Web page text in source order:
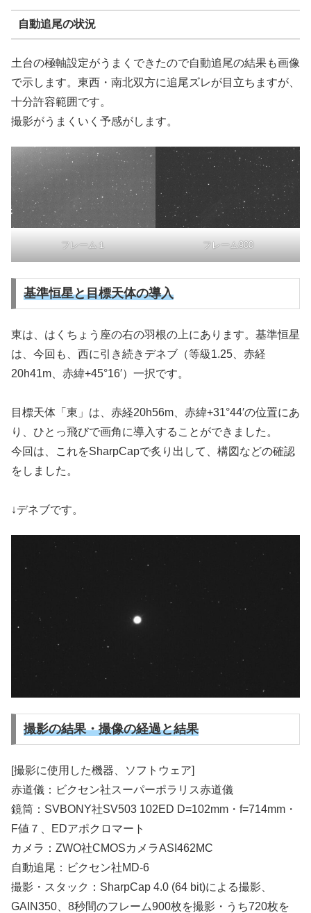
自動追尾の状況
土台の極軸設定がうまくできたので自動追尾の結果も画像
で示します。東西・南北双方に追尾ズレが目立ちますが、
十分許容範囲です。
撮影がうまくいく予感がします。
フレーム１ フレーム900
基準恒星と目標天体の導入
東は、はくちょう座の右の羽根の上にあります。基準恒星
は、今回も、西に引き続きデネブ（等級1.25、赤経
20h41m、赤緯+45°16′）一択です。
目標天体「東」は、赤経20h56m、赤緯+31°44′の位置にあ
り、ひとっ飛びで画角に導入することができました。
今回は、これをSharpCapで炙り出して、構図などの確認
をしました。
↓デネブです。
撮影の結果・撮像の経過と結果
[撮影に使用した機器、ソフトウェア]
赤道儀：ビクセン社スーパーポラリス赤道儀
鏡筒：SVBONY社SV503 102ED D=102mm・f=714mm・
F値７、EDアポクロマート
カメラ：ZWO社CMOSカメラASI462MC
自動追尾：ビクセン社MD-6
撮影・スタック：SharpCap 4.0 (64 bit)による撮影、
GAIN350、8秒間のフレーム900枚を撮影・うち720枚を